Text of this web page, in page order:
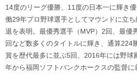
14度のリーグ優勝、11度の日本一に輝き
働29年プロ野球選手としてマウンドに立ち
退を表明。最優秀選手（MVP）2回、最優
回など数多くのタイトルに輝き、通算224
賞を歴代最多に並ぶ5回、2016年には野球
年から福岡ソフトバンクホークスの監督